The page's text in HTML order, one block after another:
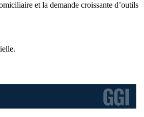
et la demande croissante d’outils
.